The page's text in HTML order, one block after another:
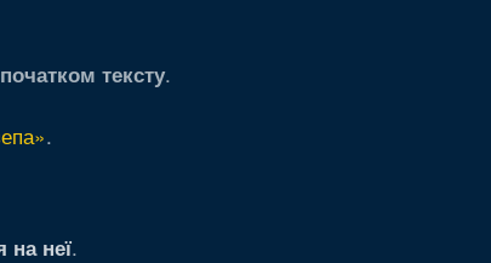
тексту.
.
на неї.